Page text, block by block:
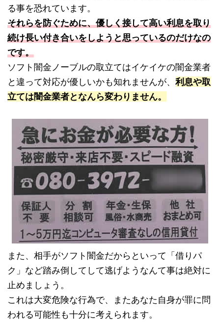
る事を恐れています。
それらを防ぐために、優しく接して高い利息を取り
続け長い付き合いをしようと思っているのだけなの
です。
ソフト闇金ノーブルの取立てはイケイケの闇金業者
と違って対応が優しいかも知れませんが、利息や取
立ては闇金業者となんら変わりません。
また、相手がソフト闇金だからといって「借りパ
ク」など踏み倒してして逃げようなんて事は絶対に
止めましょう。
これは大変危険な行為で、またあなた自身が罪に問
われる可能性も十分に考えられます。